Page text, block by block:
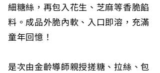
細糖絲，再包入花生、芝麻等香脆餡
料。成品外脆內軟、入口即溶，充滿
童年回憶！
是次由金齡導師親授搓糖、拉絲、包